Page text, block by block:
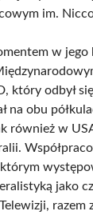
im.
w
który odbył
na obu
również w
jako
razem